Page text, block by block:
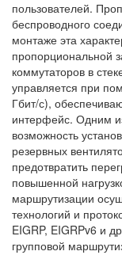
пользователей.
беспроводного
монтаже эта
пропорциональной
коммутаторов в
управляется при
Гбит/с),
интерфейс. Одним
возможность
резервных
предотвратить
повышенной
маршрутизации
технологий и
EIGRP, EIGRPv6 и
групповой